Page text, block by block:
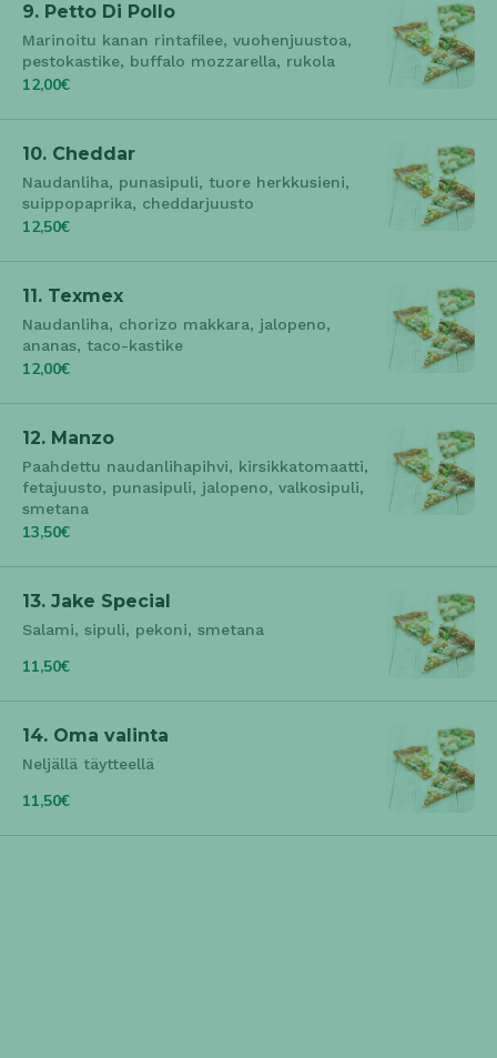
9. Petto Di Pollo
Marinoitu kanan rintafilee, vuohenjuustoa,
pestokastike, buffalo mozzarella, rukola
12,00€
10. Cheddar
Naudanliha, punasipuli, tuore herkkusieni,
suippopaprika, cheddarjuusto
12,50€
11. Texmex
Naudanliha, chorizo makkara, jalopeno,
ananas, taco-kastike
12,00€
12. Manzo
Paahdettu naudanlihapihvi, kirsikkatomaatti,
fetajuusto, punasipuli, jalopeno, valkosipuli,
smetana
13,50€
13. Jake Special
Salami, sipuli, pekoni, smetana
11,50€
14. Oma valinta
Neljällä täytteellä
11,50€